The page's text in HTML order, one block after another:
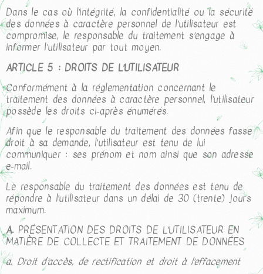
Dans le cas où l’intégrité, la confidentialité ou la sécurité
des données à caractère personnel de l’utilisateur est
compromise, le responsable du traitement s’engage à
informer l’utilisateur par tout moyen.
ARTICLE 5 : DROITS DE L’UTILISATEUR
Conformément à la réglementation concernant le
traitement des données à caractère personnel, l’utilisateur
possède les droits ci-après énumérés.
Afin que le responsable du traitement des données fasse
droit à sa demande, l’utilisateur est tenu de lui
communiquer : ses prénom et nom ainsi que son adresse
e-mail.
Le responsable du traitement des données est tenu de
répondre à l’utilisateur dans un délai de 30 (trente) jours
maximum.
A. PRÉSENTATION DES DROITS DE L’UTILISATEUR EN
MATIÈRE DE COLLECTE ET TRAITEMENT DE DONNÉES
a. Droit d’accès, de rectification et droit à l’effacement